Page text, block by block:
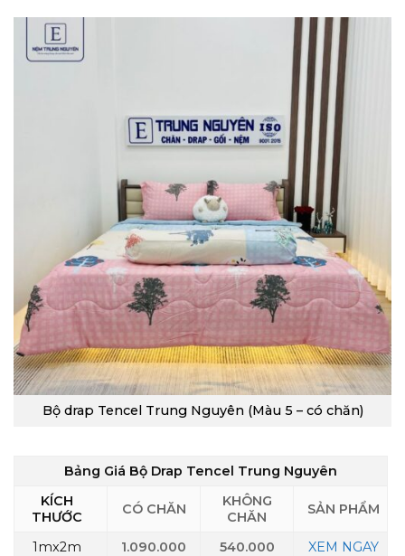
Bộ drap Tencel Trung Nguyên (Màu 5 – có chăn)
Bảng Giá Bộ Drap Tencel Trung Nguyên
KÍCH
THƯỚC
CÓ CHĂN
KHÔNG
CHĂN
SẢN PHẨM
1mx2m 1.090.000 540.000
XEM NGAY